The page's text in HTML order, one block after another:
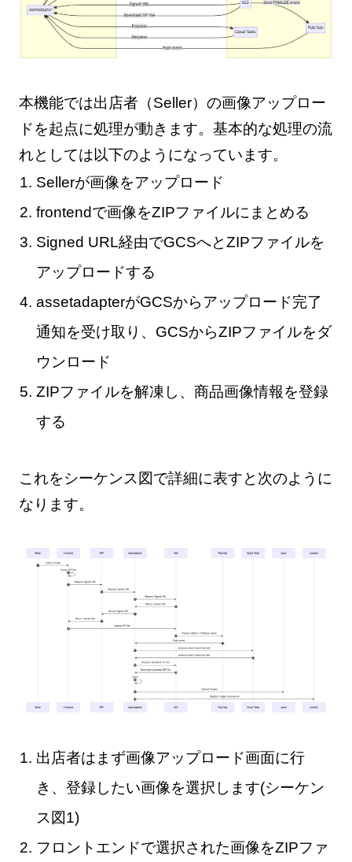
本機能では出店者（Seller）の画像アップロー
ドを起点に処理が動きます。基本的な処理の流
れとしては以下のようになっています。
Sellerが画像をアップロード
frontendで画像をZIPファイルにまとめる
Signed URL経由でGCSへとZIPファイルを
アップロードする
assetadapterがGCSからアップロード完了
通知を受け取り、GCSからZIPファイルをダ
ウンロード
ZIPファイルを解凍し、商品画像情報を登録
する
これをシーケンス図で詳細に表すと次のように
なります。
出店者はまず画像アップロード画面に行
き、登録したい画像を選択します(シーケン
ス図1)
フロントエンドで選択された画像をZIPファ